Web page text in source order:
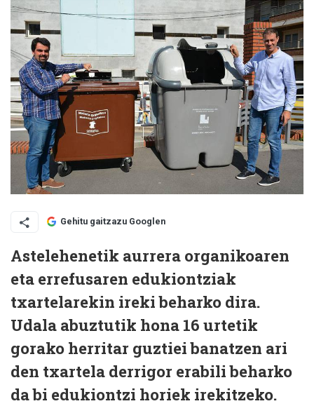
Gehitu gaitzazu Googlen
Astelehenetik aurrera organikoaren
eta errefusaren edukiontziak
txartelarekin ireki beharko dira.
Udala abuztutik hona 16 urtetik
gorako herritar guztiei banatzen ari
den txartela derrigor erabili beharko
da bi edukiontzi horiek irekitzeko.